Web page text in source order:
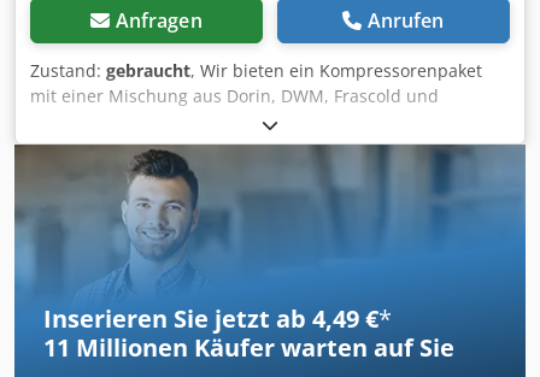
Anfragen Anrufen
Zustand: gebraucht, Wir bieten ein Kompressorenpaket
mit einer Mischung aus Dorin, DWM, Frascold und
Prestcold an. Dieses Paket ist für Handel und Export
zusammengestellt und ab 5.000 kg pro Paket verfügbar
(größere Pakete auf Anfrage). Festpreis: Dedpfxoycqgle
Apvokr Dieses Paket wird zu einem festen Paketpreis
verkauft. Kein Einzelverkauf möglich. Der Preis ist daher
nicht abhängig von den Stückzahlen pro Marke, sondern
gilt einfach: 1 Paket = 1 Festpreis.
Inserieren Sie jetzt ab 4,49 €*
11 Millionen Käufer warten auf Sie